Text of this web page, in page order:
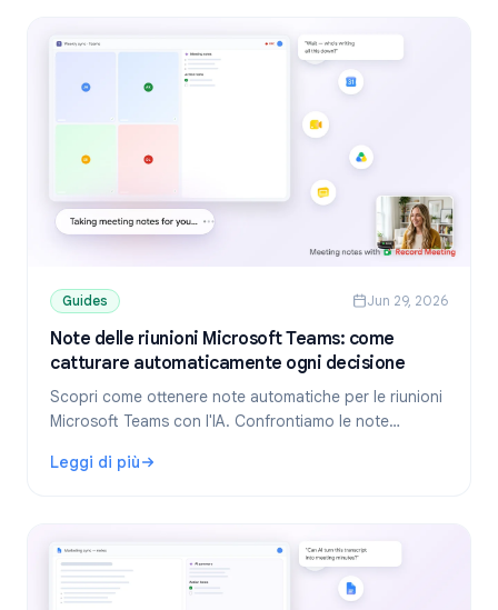
Guides Jun 29, 2026
Note delle riunioni Microsoft Teams: come
catturare automaticamente ogni decisione
Scopri come ottenere note automatiche per le riunioni
Microsoft Teams con l'IA. Confrontiamo le note
IA compatibili con ogni piano.
Leggi di più
: Note delle riunioni Microsoft Teams: come catturare